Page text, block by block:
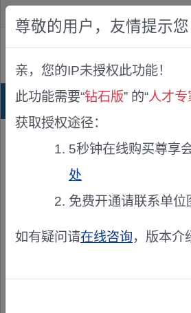
公众版
首页 科研项目库
尊敬的用户，友情提示您
亲，您的IP未授权此功能！
此功能需要“钻石版” 的“人才
获取授权途径：
5秒钟在线购买尊享
处
免费开通请联系单位
如有疑问请在线咨询，版本介